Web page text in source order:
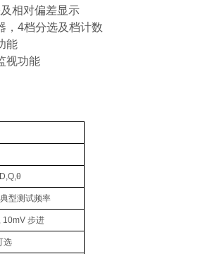
相对偏差显示
，4档分选及档计数
能
视功能
型测试频率
10mV 步进
选